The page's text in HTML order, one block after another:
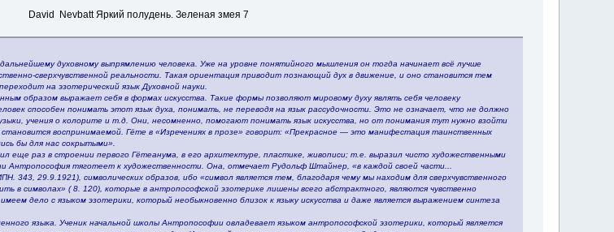
David Nevbatt Яркий полудень. Зеленая змея 7
духовному выпрямлению человека. Уже на уровне понятийного мышления он тогда начинает всё лучше
сверхчувственной реальности. Такая ориентация приводит познающий дух в движение, и оно становится тем
на эзотерический язык Духовной науки.
образом выражает себя в формах искусства. Такие формы позволяют мировому духу являть себя человеку
способен понимать этот язык духа, понимать, не переводя на язык рассудочности. Это не означает, что не должно
учения о колорите и т.д. Они, несомненно, помогают понимать язык искусства, но от понимания тут нужно взойти
воспринимаемой. Гёте в «Изречениях в прозе» говорит: «Прекрасное — это манифестация таинственных
бы для нас сокрытыми».
еще раз в строении первого Гётеанума, в его архитектуре, пластике, живописи; т.е. выразил чисто художественными
Антропософия тяготеет к художественности. Она, отмечает Рудольф Штайнер, «в каждой своей части...
343, 29.9.1921), символических образов, ибо «символ является тем, благодаря чему мы находим для сверхчувственного
в символах» ( 8. 120), которые в антропософской эзотерике лишены всего абстрактного, являются чувственно
дело с языком эзотерики, который необыкновенно близок к языку искусства и даже является выражением синтеза
языка. Ученик начальной школы Антропософии овладевает языком антропософской эзотерики, который является